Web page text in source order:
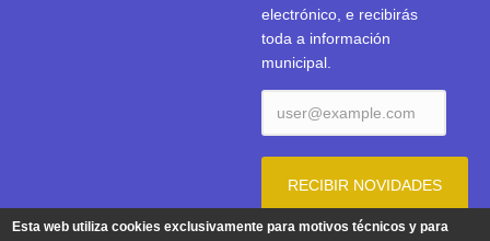
electrónico, e recibirás
toda a información
municipal.
Esta web utiliza cookies exclusivamente para motivos técnicos y para